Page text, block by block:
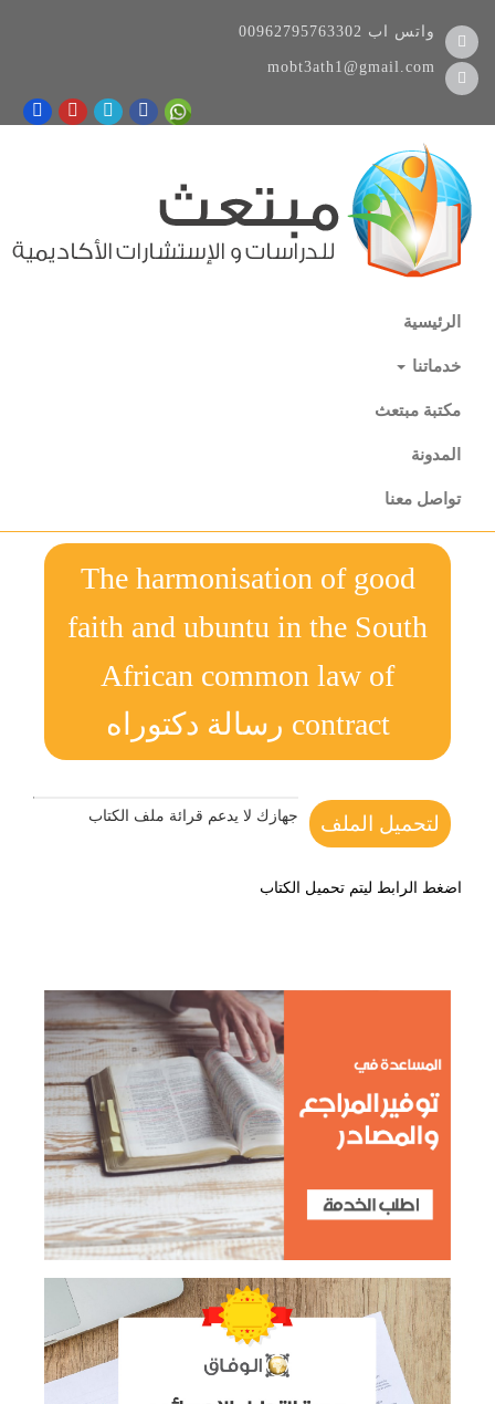
00962795763302 واتس اب
mobt3ath1@gmail.com
الرئيسية
خدماتنا
مكتبة مبتعث
المدونة
تواصل معنا
The harmonisation of good
faith and ubuntu in the South
African common law of
contract رسالة دكتوراه
لتحميل الملف جهازك لا يدعم قرائة ملف الكتاب
اضغط الرابط ليتم تحميل الكتاب